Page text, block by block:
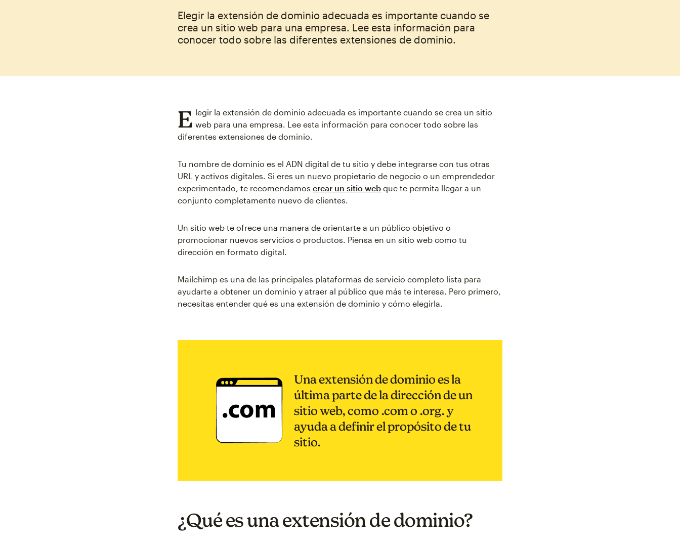
Elegir la extensión de dominio adecuada es importante cuando se
crea un sitio web para una empresa. Lee esta información para
conocer todo sobre las diferentes extensiones de dominio.
E legir la extensión de dominio adecuada es importante cuando se crea un sitio
web para una empresa. Lee esta información para conocer todo sobre las
diferentes extensiones de dominio.
Tu nombre de dominio es el ADN digital de tu sitio y debe integrarse con tus otras
URL y activos digitales. Si eres un nuevo propietario de negocio o un emprendedor
experimentado, te recomendamos crear un sitio web que te permita llegar a un
conjunto completamente nuevo de clientes.
Un sitio web te ofrece una manera de orientarte a un público objetivo o
promocionar nuevos servicios o productos. Piensa en un sitio web como tu
dirección en formato digital.
Mailchimp es una de las principales plataformas de servicio completo lista para
ayudarte a obtener un dominio y atraer al público que más te interesa. Pero primero,
necesitas entender qué es una extensión de dominio y cómo elegirla.
Una extensión de dominio es la
última parte de la dirección de un
sitio web, como .com o .org. y
ayuda a definir el propósito de tu
sitio.
¿Qué es una extensión de dominio?